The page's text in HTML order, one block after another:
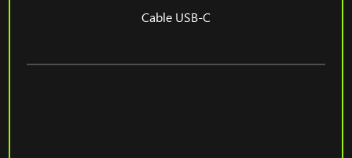
Cable USB-C